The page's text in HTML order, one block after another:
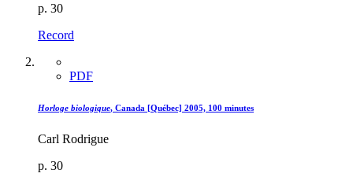
p. 30
Record
PDF
Horloge biologique, Canada [Québec] 2005, 100 minutes
Carl Rodrigue
p. 30